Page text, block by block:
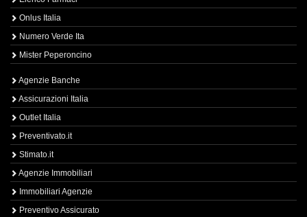
Onlus Italia
Numero Verde Ita
Mister Peperoncino
Agenzie Banche
Assicurazioni Italia
Outlet Italia
Preventivato.it
Stimato.it
Agenzie Immobiliari
Immobiliari Agenzie
Preventivo Assicurato